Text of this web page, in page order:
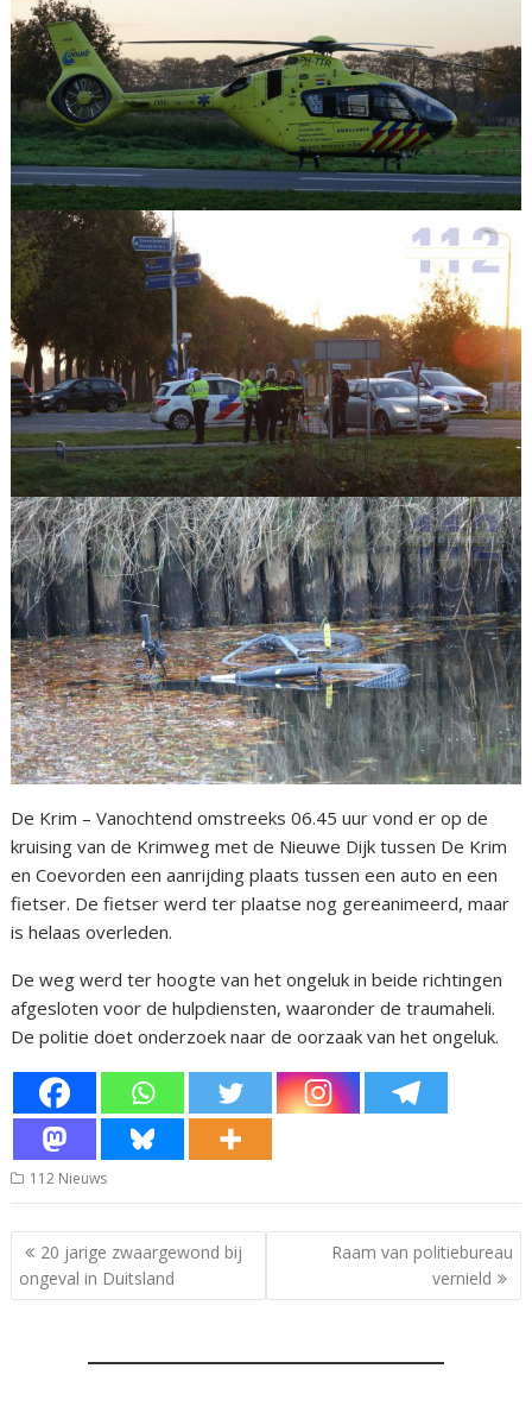
De Krim – Vanochtend omstreeks 06.45 uur vond er op de
kruising van de Krimweg met de Nieuwe Dijk tussen De Krim
en Coevorden een aanrijding plaats tussen een auto en een
fietser. De fietser werd ter plaatse nog gereanimeerd, maar
is helaas overleden.
De weg werd ter hoogte van het ongeluk in beide richtingen
afgesloten voor de hulpdiensten, waaronder de traumaheli.
De politie doet onderzoek naar de oorzaak van het ongeluk.
112 Nieuws
Bericht
navigatie
20 jarige zwaargewond bij
ongeval in Duitsland
Raam van politiebureau
vernield